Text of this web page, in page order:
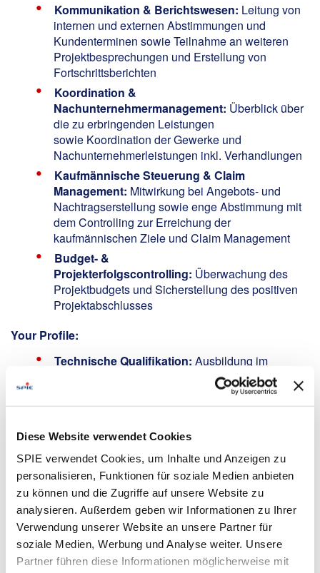
Diese Website verwendet Cookies
SPIE verwendet Cookies, um Inhalte und Anzeigen zu
personalisieren, Funktionen für soziale Medien anbieten
zu können und die Zugriffe auf unsere Website zu
analysieren. Außerdem geben wir Informationen zu Ihrer
Verwendung unserer Website an unsere Partner für
soziale Medien, Werbung und Analyse weiter. Unsere
Partner führen diese Informationen möglicherweise mit
Kommunikation & Berichtswesen: Leitung von
internen und externen Abstimmungen und
Kundenterminen sowie Teilnahme an weiteren
Projektbesprechungen und Erstellung von
Fortschrittsberichten
Koordination &
Nachunternehmermanagement: Überblick über
die zu erbringenden Leistungen
sowie Koordination der Gewerke und
Nachunternehmerleistungen inkl. Verhandlungen
Kaufmännische Steuerung & Claim
Management: Mitwirkung bei Angebots- und
Nachtragserstellung sowie enge Abstimmung mit
dem Controlling zur Erreichung der
kaufmännischen Ziele und Claim Management
Budget- &
Projekterfolgscontrolling: Überwachung des
Projektbudgets und Sicherstellung des positiven
Projektabschlusses
Your Profile:
Technische Qualifikation: Ausbildung im
Bereich der technischen Gebäudeausrüstung
(Elektro, Mechanik, Innenausbau oder Architektur)
oder Studium bspw. Bachelor-Abschluss im
Berufserfahrung &
Führungskompetenz:Mehrjährige Berufs- und
idealerweise Führungserfahrung in der
Projektleitung, vorzugsweise in Großprojekten,
Rechenzentren, gewerkeübergreifenden
Bauprojekten
Fachkenntnisse & Regelwerke:Kenntnisse der
einschlägigen Bauvorschriften, Regelungen und